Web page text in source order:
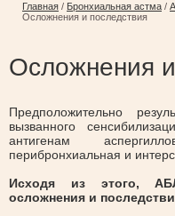
Главная / Бронхиальная астма /
Осложнения и последствия
Осложнения
Предположительно
вызванного
антигенам
перибронхиальная и
Исходя из этого,
осложнения и